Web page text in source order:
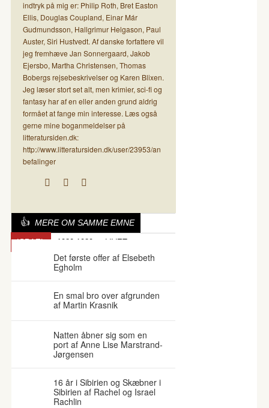
indtryk på mig er: Philip Roth, Bret Easton
Ellis, Douglas Coupland, Einar Már
Gudmundsson, Hallgrimur Helgason, Paul
Auster, Siri Hustvedt. Af danske forfattere vil
jeg fremhæve Jan Sonnergaard, Jakob
Ejersbo, Martha Christensen, Thomas
Bobergs rejsebeskrivelser og Karen Blixen.
Jeg læser stort set alt, men krimier, sci-fi og
fantasy har af en eller anden grund aldrig
formået at fange min interesse. Læs også
gerne mine boganmeldelser på
litteratursiden.dk:
http://www.litteratursiden.dk/user/23953/an
befalinger
MERE OM SAMME EMNE
ISRAEL 1980-1989 LIVET
Det første offer af Elsebeth
Egholm
En smal bro over afgrunden
af Martin Krasnik
Natten åbner sig som en
port af Anne Lise Marstrand-
Jørgensen
16 år i Sibirien og Skæbner i
Sibirien af Rachel og Israel
Rachlin